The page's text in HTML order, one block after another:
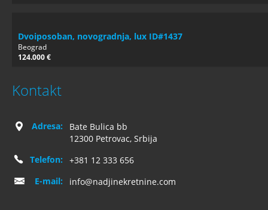
Dvoiposoban, novogradnja, lux ID#1437
Beograd
124.000 €
Kontakt
Adresa:
Bate Bulica bb
12300 Petrovac, Srbija
Telefon:
+381 12 333 656
E-mail:
info@nadjinekretnine.com